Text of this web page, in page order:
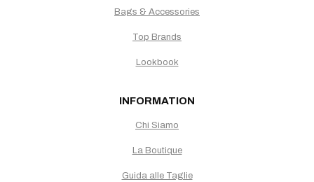
Bags & Accessories
Top Brands
Lookbook
INFORMATION
Chi Siamo
La Boutique
Guida alle Taglie